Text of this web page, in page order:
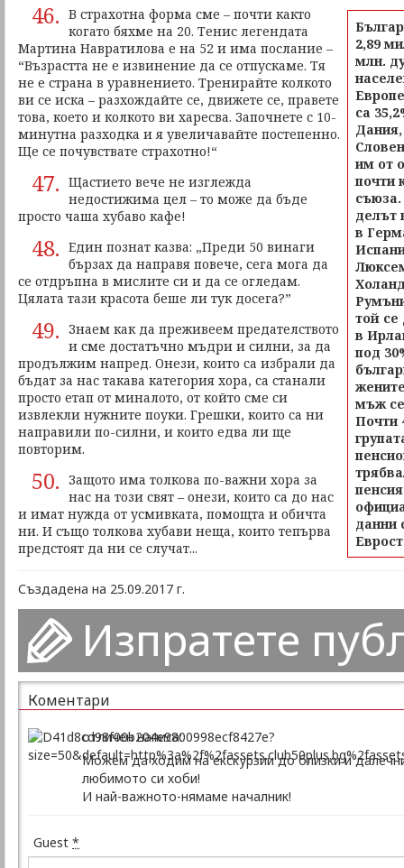
2,89
млн.
са
им от
почти
делът
в
той се
в
под
мъж
Почти
данни
46. В страхотна форма сме – почти както
когато бяхме на 20. Тенис легендата
Мартина Навратилова е на 52 и има послание –
“Възрастта не е извинение да се отпускаме. Тя
не е страна в уравнението. Тренирайте колкото
ви се иска – разхождайте се, движете се, правете
това, което и колкото ви харесва. Започнете с 10-
минутна разходка и я увеличавайте постепенно.
Ще се почувствате страхотно!“
47. Щастието вече не изглежда
недостижима цел – то може да бъде
просто чаша хубаво кафе!
48. Един познат казва: „Преди 50 винаги
бързах да направя повече, сега мога да
се отдръпна в мислите си и да се огледам.
Цялата тази красота беше ли тук досега?”
49. Знаем как да преживеем предателството
и сме достатъчно мъдри и силни, за да
продължим напред. Онези, които са избрали да
бъдат за нас такава категория хора, са станали
просто етап от миналото, от който сме си
извлекли нужните поуки. Грешки, които са ни
направили по-силни, и които едва ли ще
повторим.
50. Защото има толкова по-важни хора за
нас на този свят – онези, които са до нас
и имат нужда от усмивката, помощта и обичта
ни. И също толкова хубави неща, които тепърва
предстоят да ни се случат...
Създадена на 25.09.2017 г.
Изпратете
Коментари
отличен написа:
Можем да ходим на екскурзии до близки и
любимото си хоби!
И най-важното-нямаме началник!
Guest *